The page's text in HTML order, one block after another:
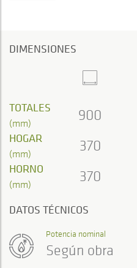
DIMENSIONES
TOTALES
(mm) 900
HOGAR
(mm) 370
HORNO
(mm) 370
DATOS TÉCNICOS
Potencia nominal
Según obra